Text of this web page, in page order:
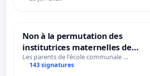
Non à la permutation des
institutrices maternelles de
Bléharies et Laplaigne !
Préservons la stabilité de nos
Les parents de l'école communale …
143 signatures